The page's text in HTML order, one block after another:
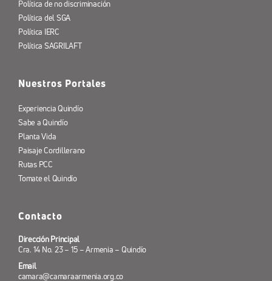
Política de no discriminación
Política del SGA
Política IERC
Política SAGRILAFT
Nuestros Portales
Experiencia Quindío
Sabe a Quindío
Planta Vida
Paisaje Cordillerano
Rutas PCC
Tomate el Quindío
Contacto
Dirección Principal
Cra. 14 No. 23 – 15 – Armenia – Quindío
Email
camara@camaraarmenia.org.co